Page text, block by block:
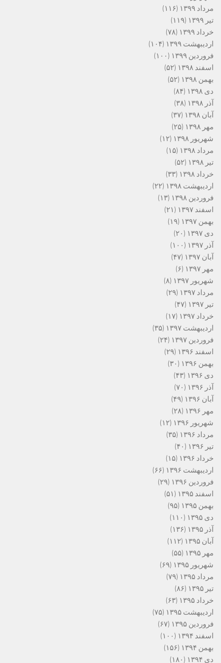
مرداد ۱۳۹۹
(۱۱۶)
تیر ۱۳۹۹
(۱۱۹)
خرداد ۱۳۹۹
(۷۸)
اردیبهشت ۱۳۹۹
(۱۰۴)
فروردین ۱۳۹۹
(۱۰۰)
اسفند ۱۳۹۸
(۵۲)
بهمن ۱۳۹۸
(۵۲)
دی ۱۳۹۸
(۸۴)
آذر ۱۳۹۸
(۳۸)
آبان ۱۳۹۸
(۳۷)
مهر ۱۳۹۸
(۲۵)
شهریور ۱۳۹۸
(۱۲)
مرداد ۱۳۹۸
(۱۵)
تیر ۱۳۹۸
(۵۲)
خرداد ۱۳۹۸
(۳۳)
اردیبهشت ۱۳۹۸
(۲۲)
فروردین ۱۳۹۸
(۱۳)
اسفند ۱۳۹۷
(۲۱)
بهمن ۱۳۹۷
(۱۹)
دی ۱۳۹۷
(۲۰)
آذر ۱۳۹۷
(۱۰۰)
آبان ۱۳۹۷
(۴۷)
مهر ۱۳۹۷
(۶)
شهریور ۱۳۹۷
(۸)
مرداد ۱۳۹۷
(۲۹)
تیر ۱۳۹۷
(۴۷)
خرداد ۱۳۹۷
(۱۷)
اردیبهشت ۱۳۹۷
(۳۵)
فروردین ۱۳۹۷
(۲۴)
اسفند ۱۳۹۶
(۲۹)
بهمن ۱۳۹۶
(۳۰)
دی ۱۳۹۶
(۴۳)
آذر ۱۳۹۶
(۷۰)
آبان ۱۳۹۶
(۴۹)
مهر ۱۳۹۶
(۲۸)
شهریور ۱۳۹۶
(۱۲)
مرداد ۱۳۹۶
(۳۵)
تیر ۱۳۹۶
(۴۰)
خرداد ۱۳۹۶
(۱۵)
اردیبهشت ۱۳۹۶
(۶۶)
فروردین ۱۳۹۶
(۲۹)
اسفند ۱۳۹۵
(۵۱)
بهمن ۱۳۹۵
(۹۵)
دی ۱۳۹۵
(۱۱۰)
آذر ۱۳۹۵
(۱۳۶)
آبان ۱۳۹۵
(۱۱۲)
مهر ۱۳۹۵
(۵۵)
شهریور ۱۳۹۵
(۶۹)
مرداد ۱۳۹۵
(۷۹)
تیر ۱۳۹۵
(۸۶)
خرداد ۱۳۹۵
(۶۳)
اردیبهشت ۱۳۹۵
(۷۵)
فروردین ۱۳۹۵
(۶۷)
اسفند ۱۳۹۴
(۱۰۰)
بهمن ۱۳۹۴
(۱۵۶)
دی ۱۳۹۴
(۱۸۰)